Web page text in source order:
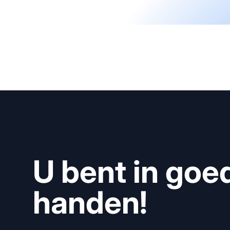
U bent in
handen!